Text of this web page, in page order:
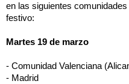
en las siguientes
festivo:
Martes 19 de marzo
- Comunidad Valenciana
- Madrid